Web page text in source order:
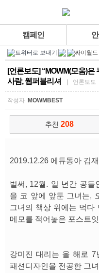
캠페인
[언론보도] “MOWM(모움)
사람, 웹퍼블리셔
| 언론보도
작성자 MOWMBEST
추천 208
2019.12.26 에듀동아 김
벌써, 12월. 일 년간 공들
을 코 앞에 앞둔 그녀는,
그녀의 책상 위에는 먹다
메모를 적어놓은 포스트
강미진 대리는 올 해로 7
패션디자인을 전공한 그